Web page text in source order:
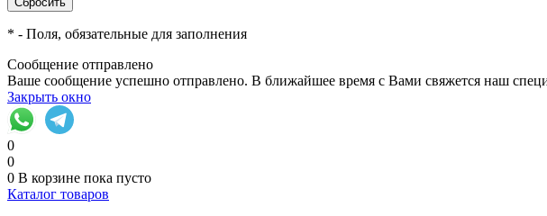
* - Поля, обязательные для заполнения
Сообщение отправлено
Ваше сообщение успешно отправлено. В ближайшее время с Вами свяжется наш
Закрыть окно
0
0
0 В корзине пока пусто
Каталог товаров